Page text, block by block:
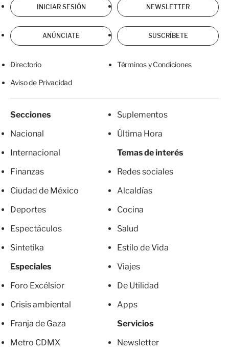
INICIAR SESIÓN NEWSLETTER
ANÚNCIATE SUSCRÍBETE
Directorio Términos y Condiciones
Aviso de Privacidad
Secciones
Nacional
Internacional
Finanzas
Ciudad de México
Deportes
Espectáculos
Sintetika
Especiales
Foro Excélsior
Crisis ambiental
Franja de Gaza
Metro CDMX
Suplementos
Última Hora
Temas de interés
Redes sociales
Alcaldías
Cocina
Salud
Estilo de Vida
Viajes
De Utilidad
Apps
Servicios
Newsletter